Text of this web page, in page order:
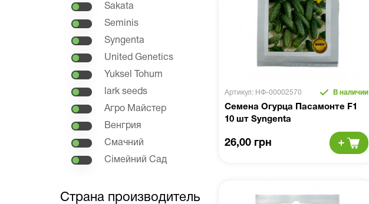
Sakata
Seminis
Syngenta
United Genetics
Yuksel Tohum
lark seeds
Агро Майстер
Венгрия
Смачний
Сімейний Сад
Страна производитель
Артикул: НФ-00002570 В наличии
Семена Огурца Пасамонте F1
10 шт Syngenta
26,00 грн